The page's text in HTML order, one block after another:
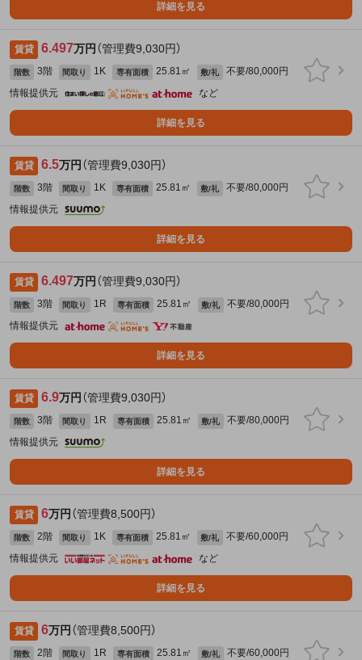
詳細を見る
賃貸 6.497万円 （管理費9,030円）
階数 3階 間取り 1K 専有面積 25.81㎡ 敷/礼
不要/80,000円
情報提供元
など
詳細を見る
賃貸 6.5万円 （管理費9,030円）
階数 3階 間取り 1K 専有面積 25.81㎡ 敷/礼
不要/80,000円
情報提供元
詳細を見る
賃貸 6.497万円 （管理費9,030円）
階数 3階 間取り 1R 専有面積 25.81㎡ 敷/礼
不要/80,000円
情報提供元
詳細を見る
賃貸 6.9万円 （管理費9,030円）
階数 3階 間取り 1R 専有面積 25.81㎡ 敷/礼
不要/80,000円
情報提供元
詳細を見る
賃貸 6万円 （管理費8,500円）
階数 2階 間取り 1K 専有面積 25.81㎡ 敷/礼
不要/60,000円
情報提供元
など
詳細を見る
賃貸 6万円 （管理費8,500円）
階数 2階 間取り 1R 専有面積 25.81㎡ 敷/礼
不要/60,000円